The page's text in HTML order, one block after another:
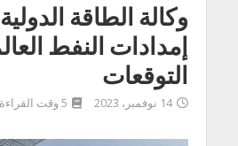
وكالة الطاقة
إمدادات النفط
التوقعات
14 نوفمبر، 2023 5 وقت القراءة بالدقيقة